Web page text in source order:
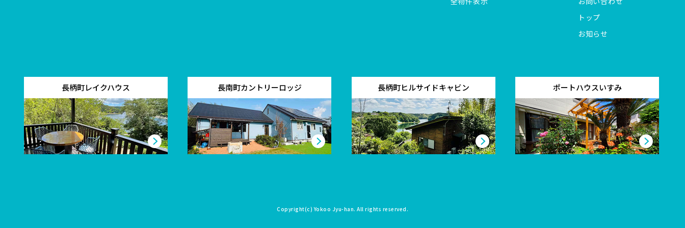
トップ
お知らせ
長柄町レイクハウス 長南町カントリーロッジ 長柄町ヒルサイドキャビン ポートハウスいすみ
Copyright(c)Yokoo Jyu-han. All rights reserved.